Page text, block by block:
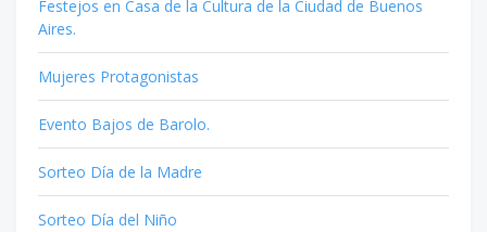
Festejos en Casa de la Cultura de la Ciudad de Buenos
Aires.
Mujeres Protagonistas
Evento Bajos de Barolo.
Sorteo Día de la Madre
Sorteo Día del Niño